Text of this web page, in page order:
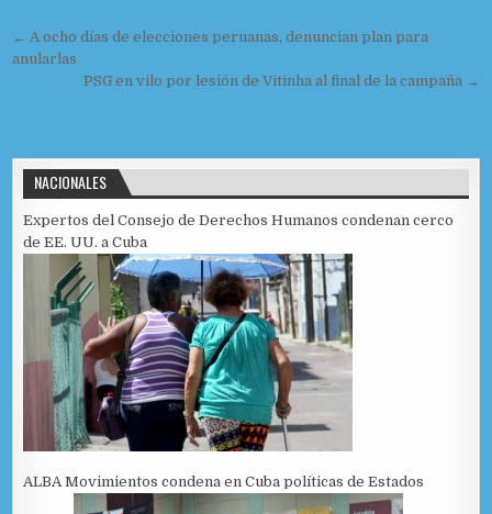
o
k
r
Navegación de entradas
← A ocho días de elecciones peruanas, denuncian plan para
anularlas
PSG en vilo por lesión de Vitinha al final de la campaña →
NACIONALES
Expertos del Consejo de Derechos Humanos condenan cerco
de EE. UU. a Cuba
ALBA Movimientos condena en Cuba políticas de Estados